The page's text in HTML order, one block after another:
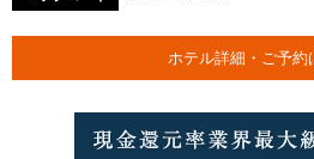
ホテル詳細・ご予約